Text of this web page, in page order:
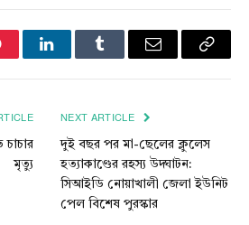
LinkedInTumblr Email
Copy
মৃত্যু
NEXT ARTICLE
দুই বছর পর মা-ছেলের ক্লুলেস
হত্যাকাণ্ডের রহস্য উদ্ঘাটন:
সিআইডি নোয়াখালী জেলা ইউনিট
পেল বিশেষ পুরস্কার